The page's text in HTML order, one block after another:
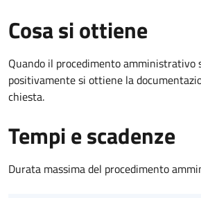
Cosa si ottiene
Quando il procedimento amministrativo
positivamente si ottiene la
chiesta.
Tempi e scadenze
Durata massima del procedimento